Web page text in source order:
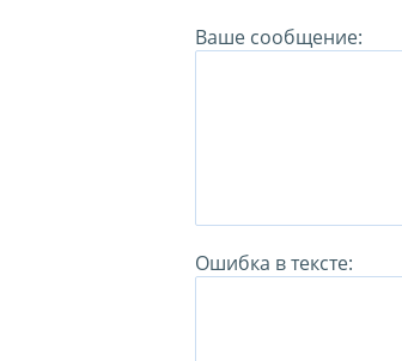
Ваше сообщение:
Ошибка в тексте: